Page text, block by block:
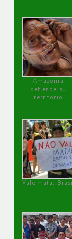
Amazonía
defiende su
territorio
Vale mata, Brasil